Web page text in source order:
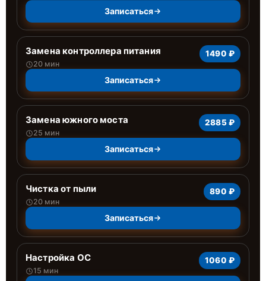
Записаться
Замена контроллера питания
20 мин
1490 ₽
Записаться
Замена южного моста
25 мин
2885 ₽
Записаться
Чистка от пыли
20 мин
890 ₽
Записаться
Настройка ОС
15 мин
1060 ₽